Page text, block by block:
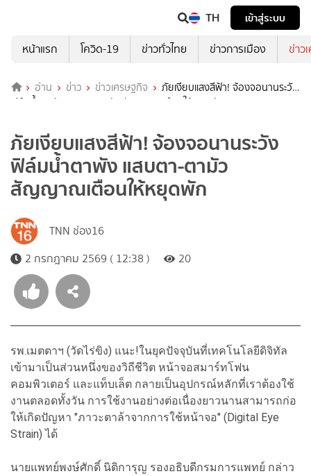
TH
เข้าสู่ระบบ
หน้าแรก
โควิด-19 ข่าวทั่วไทย ข่าวการเมือง ข่าว
อ่าน ข่าว ข่าวเศรษฐกิจ
ภัยเงียบแสงสีฟ้า! จ้องจอนานระวัง
ฟิล์มน้ำตาพัง แสบตา-ตามัว สัญญาณเตือนให้หยุดพัก
ภัยเงียบแสงสีฟ้า! จ้องจอนานระวัง
ฟิล์มน้ำตาพัง แสบตา-ตามัว
สัญญาณเตือนให้หยุดพัก
TNN ช่อง16
2 กรกฎาคม 2569 ( 12:38 )
20
รพ.เมตตาฯ (วัดไร่ขิง) แนะ!ในยุคปัจจุบันที่เทคโนโลยีดิจิทัล
เข้ามาเป็นส่วนหนึ่งของวิถีชีวิต หน้าจอสมาร์ทโฟน
คอมพิวเตอร์ และแท็บเล็ต กลายเป็นอุปกรณ์หลักที่เราต้องใช้
งานตลอดทั้งวัน การใช้งานอย่างต่อเนื่องยาวนานสามารถก่อ
ให้เกิดปัญหา "ภาวะตาล้าจากการใช้หน้าจอ" (Digital Eye
Strain) ได้
นายแพทย์พงษ์ศักดิ์ นิติการุญ รองอธิบดีกรมการแพทย์ กล่าว